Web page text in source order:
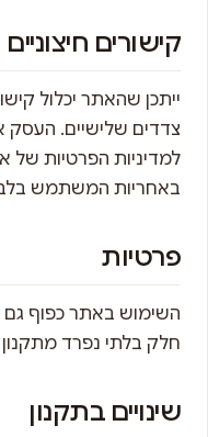
קישורים חיצוניים
ייתכן שהאתר יכלול
צדדים שלישיים. העסק
למדיניות הפרטיות של
באחריות המשתמש
פרטיות
השימוש באתר כפוף גם
חלק בלתי נפרד
שינויים בתקנון